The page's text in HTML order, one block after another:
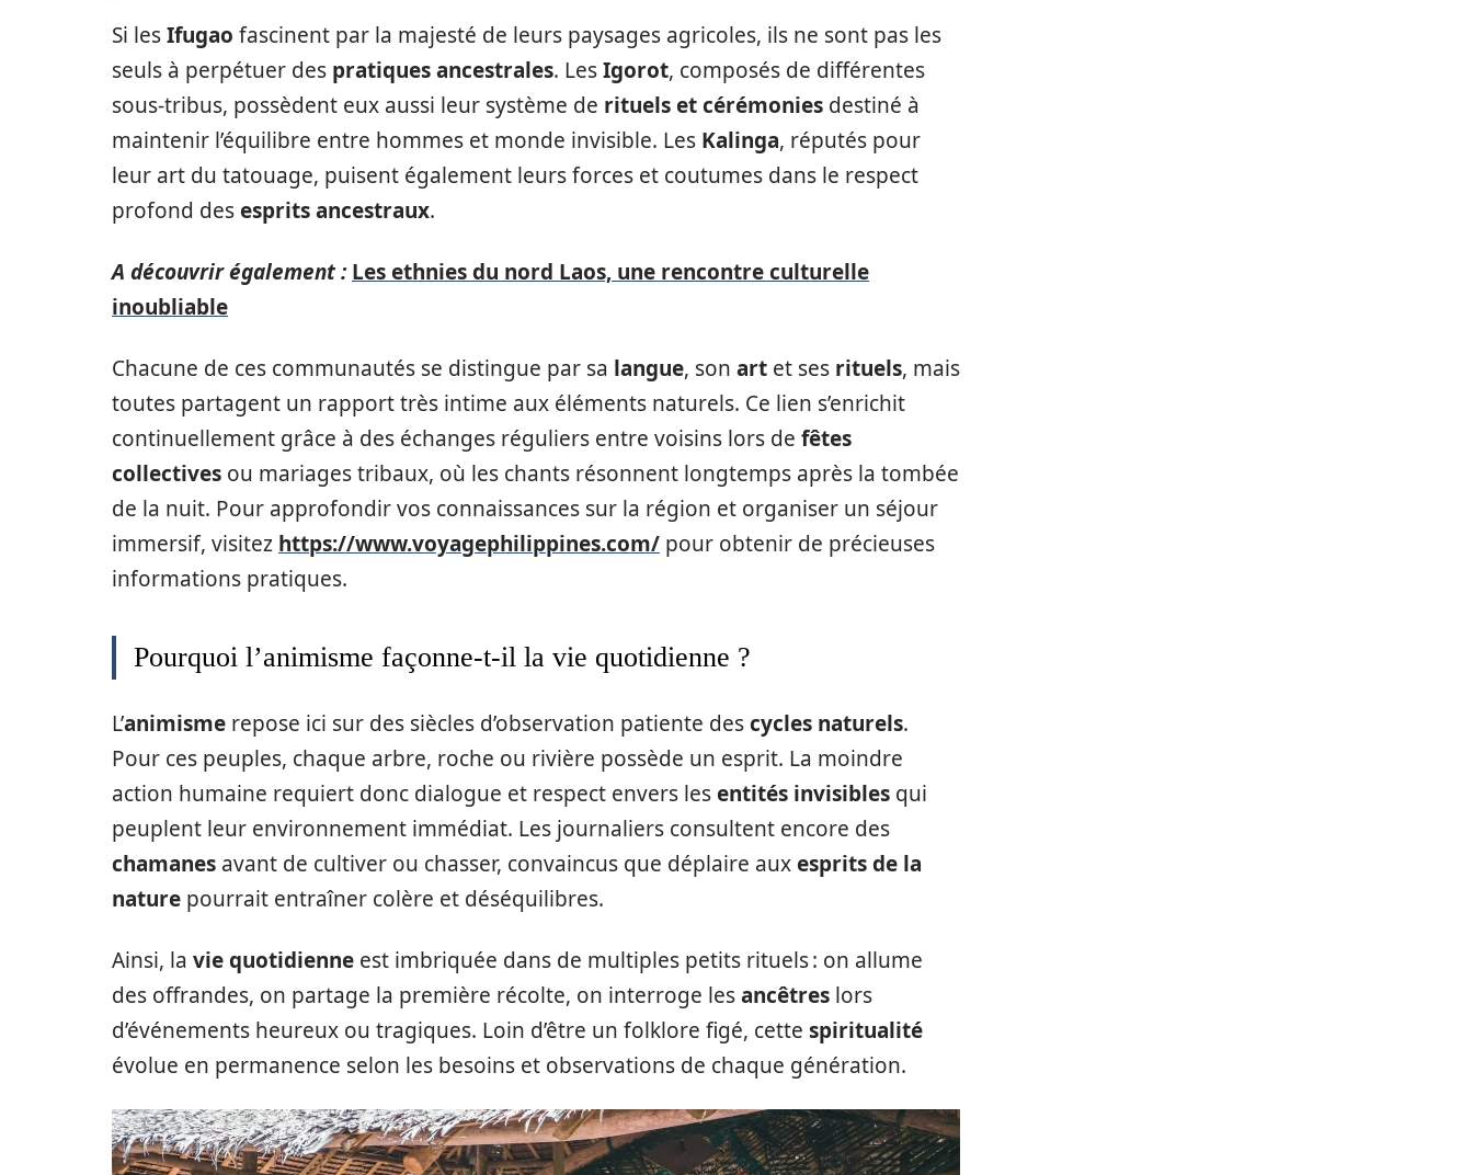
Si lesIfugao fascinent par la majesté de leurs paysages agricoles, ils ne sont pas les
seuls à perpétuer des pratiques ancestrales. LesIgorot, composés de différentes
sous-tribus, possèdent eux aussi leur système de rituels et cérémonies destiné à
maintenir l’équilibre entre hommes et monde invisible. Les Kalinga, réputés pour
leur art du tatouage, puisent également leurs forces et coutumes dans le respect
profond desesprits ancestraux.
A découvrir également : Les ethnies du nord Laos, une rencontre culturelle
inoubliable
Chacune de ces communautés se distingue par sa langue, son art et ses rituels, mais
toutes partagent un rapport très intime aux éléments naturels. Ce lien s’enrichit
continuellement grâce à des échanges réguliers entre voisins lors de fêtes
collectives ou mariages tribaux, où les chants résonnent longtemps après la tombée
de la nuit. Pour approfondir vos connaissances sur la région et organiser un séjour
immersif, visitez https://www.voyagephilippines.com/ pour obtenir de précieuses
informations pratiques.
Pourquoi l’animisme façonne-t-il la vie quotidienne ?
L’animisme repose ici sur des siècles d’observation patiente descycles naturels.
Pour ces peuples, chaque arbre, roche ou rivière possède un esprit. La moindre
action humaine requiert donc dialogue et respect envers lesentités invisibles qui
peuplent leur environnement immédiat. Les journaliers consultent encore des
chamanes avant de cultiver ou chasser, convaincus que déplaire auxesprits de la
nature pourrait entraîner colère et déséquilibres.
Ainsi, la vie quotidienne est imbriquée dans de multiples petits rituels : on allume
des offrandes, on partage la première récolte, on interroge lesancêtres lors
d’événements heureux ou tragiques. Loin d’être un folklore figé, cette spiritualité
évolue en permanence selon les besoins et observations de chaque génération.